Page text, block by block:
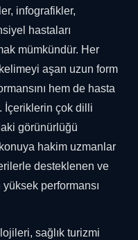
infografikler,
hastaları
mümkündür. Her
aşan uzun form
hem de hasta
İçeriklerin çok dilli
görünürlüğü
hakim uzmanlar
desteklenen ve
yüksek performansı
sağlık turizmi